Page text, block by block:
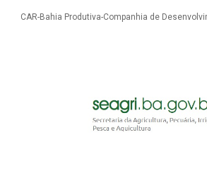
CAR-Bahia Produtiva-Companhia de